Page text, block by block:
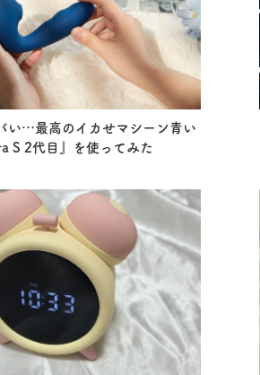
い…最高のイカせマシーン青い
S 2代目』を使ってみた